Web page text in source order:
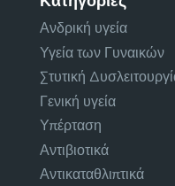
Ανδρική υγεία
Υγεία των Γυναικών
Στυτική
Γενική υγεία
Υπέρταση
Αντιβιοτικά
Αντικαταθλιπτικά